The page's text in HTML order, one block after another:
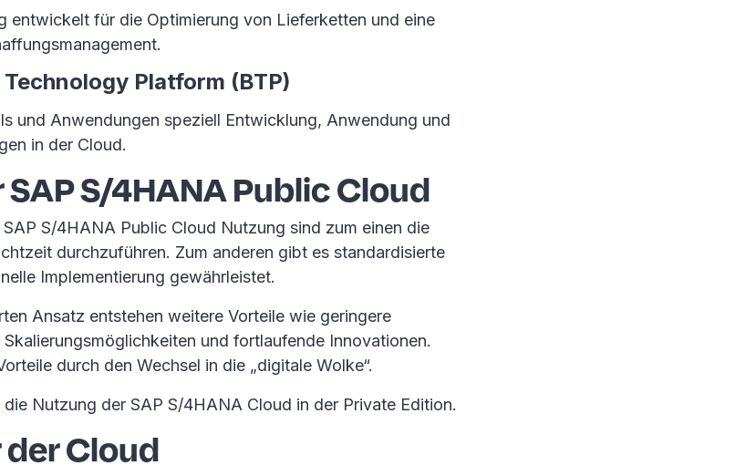
entwickelt für die Optimierung von Lieferketten und eine
Platform (BTP)
und Anwendungen speziell Entwicklung, Anwendung und
in der Cloud.
S/4HANA Public Cloud
S/4HANA Public Cloud Nutzung sind zum einen die
durchzuführen. Zum anderen gibt es standardisierte
Implementierung gewährleistet.
Ansatz entstehen weitere Vorteile wie geringere
und fortlaufende Innovationen.
durch den Wechsel in die „digitale Wolke“.
die Nutzung der SAP S/4HANA Cloud in der Private Edition.
Cloud